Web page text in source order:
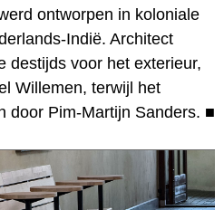
ontworpen in koloniale
Indië. Architect
destijds voor het exterieur,
Willemen, terwijl het
door Pim-Martijn Sanders. ■